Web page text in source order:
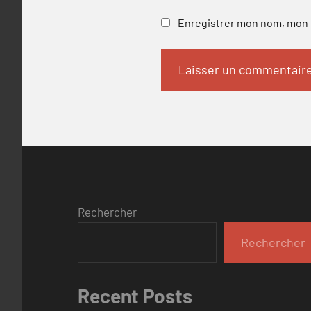
Enregistrer mon nom,
Rechercher
Rechercher
Recent Posts